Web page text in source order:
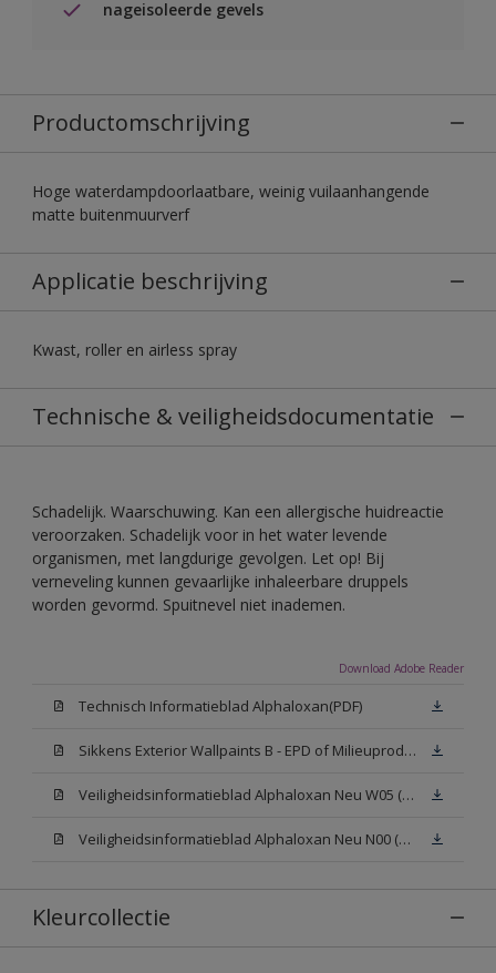
nageisoleerde gevels
Productomschrijving
Hoge waterdampdoorlaatbare, weinig vuilaanhangende
matte buitenmuurverf
Applicatie beschrijving
Kwast, roller en airless spray
Technische & veiligheidsdocumentatie
Schadelijk. Waarschuwing. Kan een allergische huidreactie
veroorzaken. Schadelijk voor in het water levende
organismen, met langdurige gevolgen. Let op! Bij
verneveling kunnen gevaarlijke inhaleerbare druppels
worden gevormd. Spuitnevel niet inademen.
Download Adobe Reader
Technisch Informatieblad Alphaloxan(PDF)
Sikkens Exterior Wallpaints B - EPD of Milieuproductverklaring
Veiligheidsinformatieblad Alphaloxan Neu W05 (MSDS)
Veiligheidsinformatieblad Alphaloxan Neu N00 (MSDS)
Kleurcollectie